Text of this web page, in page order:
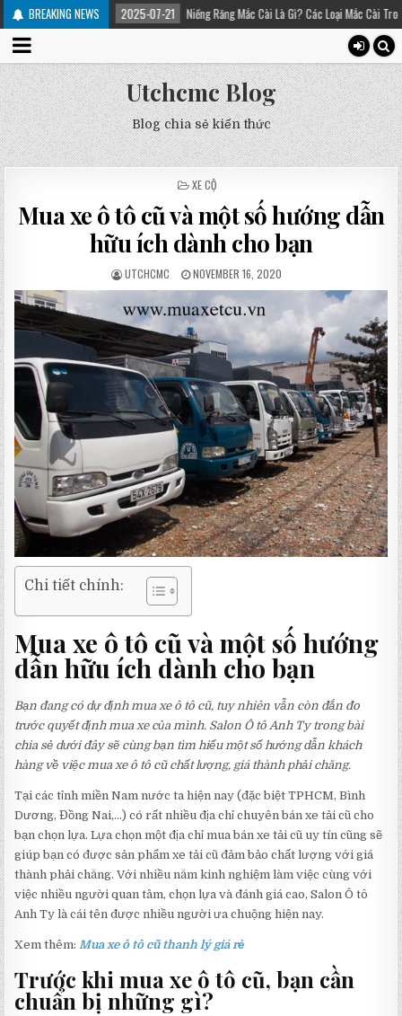
BREAKING NEWS
2025-07-21 Niềng Răng Mắc Cài Là Gì? Các Loại Mắc Cài Trong Niềng Răng
Utchcmc Blog
Blog chia sẻ kiến thức
POSTED
XE CỘ
Mua xe ô tô cũ và một số hướng dẫn
hữu ích dành cho bạn
UTCHCMC NOVEMBER 16, 2020
Chi tiết chính:
Mua xe ô tô cũ và một số hướng
dẫn hữu ích dành cho bạn
Bạn đang có dự định mua xe ô tô cũ, tuy nhiên vẫn còn đắn đo
trước quyết định mua xe của mình. Salon Ô tô Anh Ty trong bài
chia sẻ dưới đây sẽ cùng bạn tìm hiểu một số hướng dẫn khách
hàng về việc mua xe ô tô cũ chất lượng, giá thành phải chăng.
Tại các tỉnh miền Nam nước ta hiện nay (đặc biệt TPHCM, Bình
Dương, Đồng Nai,…) có rất nhiều địa chỉ chuyên bán xe tải cũ cho
bạn chọn lựa. Lựa chọn một địa chỉ mua bán xe tải cũ uy tín cũng sẽ
giúp bạn có được sản phẩm xe tải cũ đảm bảo chất lượng với giá
thành phải chăng. Với nhiều năm kinh nghiệm làm việc cùng với
việc nhiều người quan tâm, chọn lựa và đánh giá cao, Salon Ô tô
Anh Ty là cái tên được nhiều người ưa chuộng hiện nay.
Xem thêm:Mua xe ô tô cũ thanh lý giá rẻ
Trước khi mua xe ô tô cũ, bạn cần
chuẩn bị những gì?